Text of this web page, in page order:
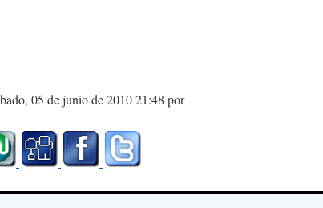
05 de junio de 2010 21:48 por